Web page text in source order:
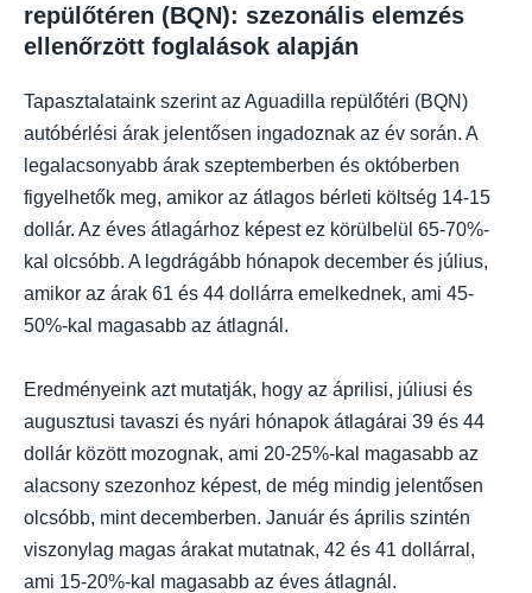
repülőtéren (BQN): szezonális elemzés
ellenőrzött foglalások alapján
Tapasztalataink szerint az Aguadilla repülőtéri (BQN)
autóbérlési árak jelentősen ingadoznak az év során. A
legalacsonyabb árak szeptemberben és októberben
figyelhetők meg, amikor az átlagos bérleti költség 14-15
dollár. Az éves átlagárhoz képest ez körülbelül 65-70%-
kal olcsóbb. A legdrágább hónapok december és július,
amikor az árak 61 és 44 dollárra emelkednek, ami 45-
50%-kal magasabb az átlagnál.
Eredményeink azt mutatják, hogy az áprilisi, júliusi és
augusztusi tavaszi és nyári hónapok átlagárai 39 és 44
dollár között mozognak, ami 20-25%-kal magasabb az
alacsony szezonhoz képest, de még mindig jelentősen
olcsóbb, mint decemberben. Január és április szintén
viszonylag magas árakat mutatnak, 42 és 41 dollárral,
ami 15-20%-kal magasabb az éves átlagnál.